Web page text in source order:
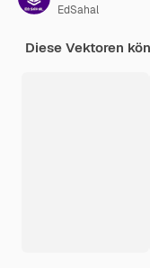
EdSahal
Diese Vektoren